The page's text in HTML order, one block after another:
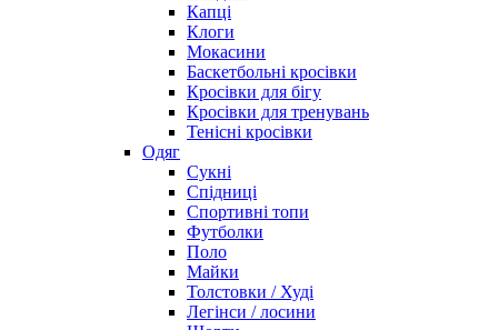
Капці
Клоги
Мокасини
Баскетбольні кросівки
Кросівки для бігу
Кросівки для тренувань
Тенісні кросівки
Одяг
Сукні
Спідниці
Спортивні топи
Футболки
Поло
Майки
Толстовки / Худі
Легінси / лосини